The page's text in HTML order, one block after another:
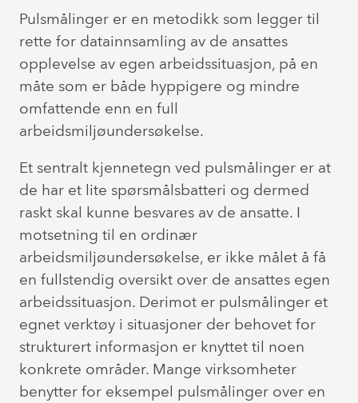
Pulsmålinger er en metodikk som legger til
rette for datainnsamling av de ansattes
opplevelse av egen arbeidssituasjon, på en
måte som er både hyppigere og mindre
omfattende enn en full
arbeidsmiljøundersøkelse.
Et sentralt kjennetegn ved pulsmålinger er at
de har et lite spørsmålsbatteri og dermed
raskt skal kunne besvares av de ansatte. I
motsetning til en ordinær
arbeidsmiljøundersøkelse, er ikke målet å få
en fullstendig oversikt over de ansattes egen
arbeidssituasjon. Derimot er pulsmålinger et
egnet verktøy i situasjoner der behovet for
strukturert informasjon er knyttet til noen
konkrete områder. Mange virksomheter
benytter for eksempel pulsmålinger over en